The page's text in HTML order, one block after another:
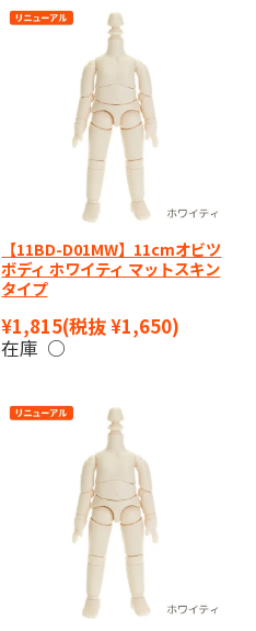
【11BD-D01MW】11cmオビツ
ボディ ホワイティ マットスキン
タイプ
¥1,815(税抜 ¥1,650)
在庫 ○